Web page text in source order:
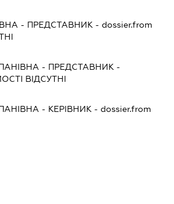
- ПРЕДСТАВНИК - dossier.from
- ПРЕДСТАВНИК -
ВІДСУТНІ
- КЕРІВНИК - dossier.from